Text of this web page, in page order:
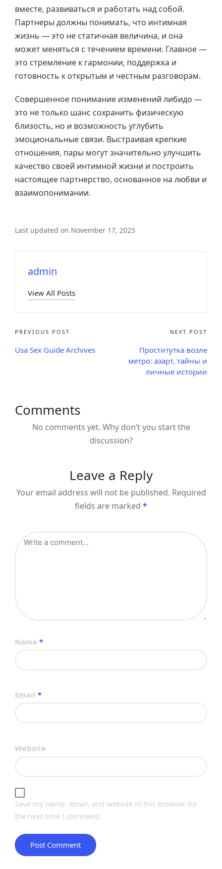
вместе, развиваться и работать над собой.
Партнеры должны понимать, что интимная
жизнь — это не статичная величина, и она
может меняться с течением времени. Главное —
это стремление к гармонии, поддержка и
готовность к открытым и честным разговорам.
Совершенное понимание изменений либидо —
это не только шанс сохранить физическую
близость, но и возможность углубить
эмоциональные связи. Выстраивая крепкие
отношения, пары могут значительно улучшить
качество своей интимной жизни и построить
настоящее партнерство, основанное на любви и
взаимопонимании.
Last updated on November 17, 2025
admin
View All Posts
PREVIOUS POST
Usa Sex Guide Archives
NEXT POST
Проститутка возле
метро: азарт, тайны и
личные истории
Comments
No comments yet. Why don’t you start the
discussion?
Leave a Reply
Your email address will not be published. Required
fields are marked *
Name *
Email *
Website
Save my name, email, and website in this browser for
the next time I comment.